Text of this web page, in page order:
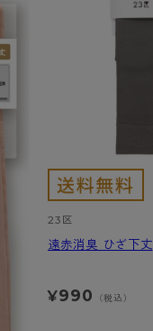
23区
遠赤消臭 ひざ下丈
¥990 （税込）